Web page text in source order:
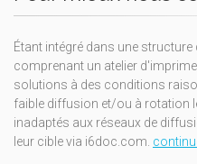
Étant intégré dans une
comprenant un atelier
solutions à des conditions
faible diffusion et/ou à rotation
inadaptés aux réseaux de
leur cible via i6doc.com.